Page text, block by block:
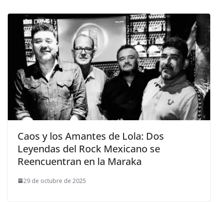
Caos y los Amantes de Lola: Dos
Leyendas del Rock Mexicano se
Reencuentran en la Maraka
29 de octubre de 2025